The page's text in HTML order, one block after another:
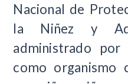
Nacional de
la Niñez y
administrado por
como organismo